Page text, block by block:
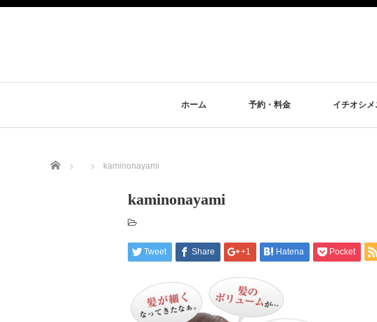
ホーム 予約・料金 イチオシ
Home kaminonayami
kaminonayami
Tweet Share +1 Hatena Pocket